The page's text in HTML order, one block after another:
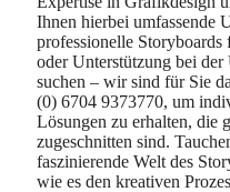
Ihnen hierbei umfassende
professionelle
oder Unterstützung bei
suchen – wir sind für Sie
(0) 6704 9373770, um
Lösungen zu erhalten, die
zugeschnitten sind.
faszinierende Welt des
wie es den kreativen